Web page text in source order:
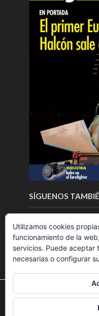
SÍGUENOS
Copyright © 2018.Fly
Utilizamos cookies para
nuestra web.
Puedes aprender más
Utilizamos cookies
funcionamiento de la
servicios. Puede aceptar
necesarias o configurar